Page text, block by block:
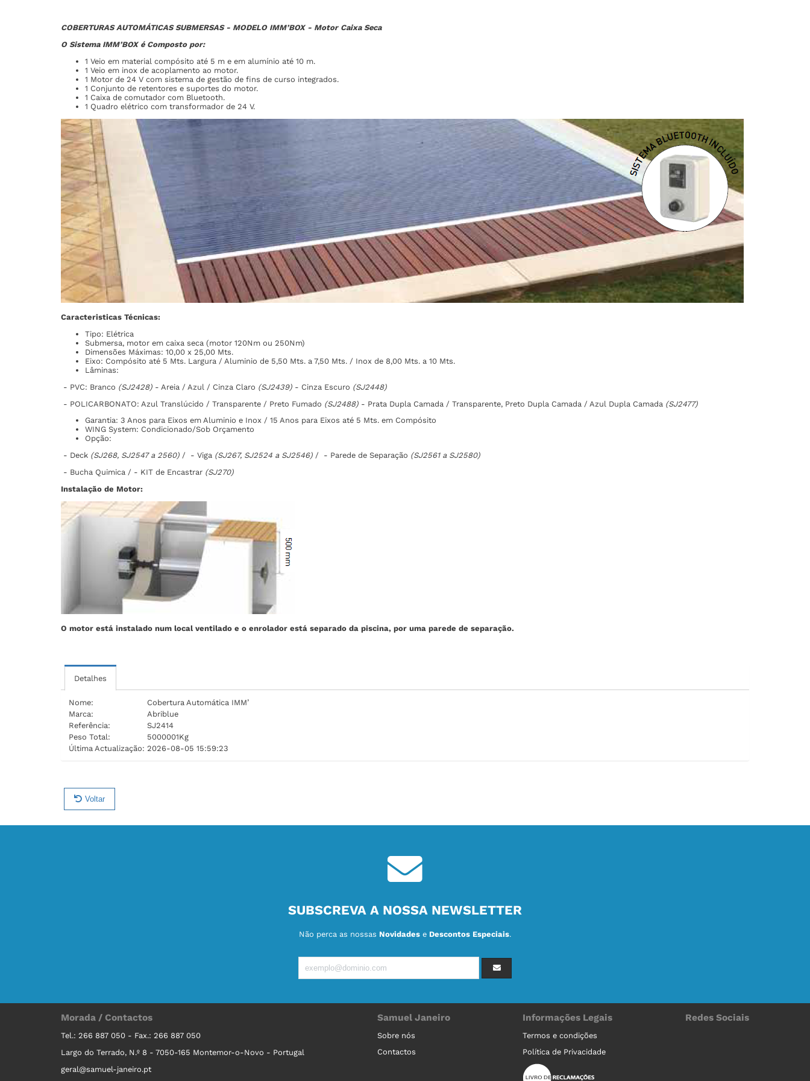
COBERTURAS AUTOMÁTICAS SUBMERSAS - MODELO IMM’BOX - Motor Caixa Seca
O Sistema IMM’BOX é Composto por:
1 Veio em material compósito até 5 m e em alumínio até 10 m.
1 Veio em inox de acoplamento ao motor.
1 Motor de 24 V com sistema de gestão de fins de curso integrados.
1 Conjunto de retentores e suportes do motor.
1 Caixa de comutador com Bluetooth.
1 Quadro elétrico com transformador de 24 V.
Caracteristicas Técnicas:
Tipo: Elétrica
Submersa, motor em caixa seca (motor 120Nm ou 250Nm)
Dimensões Máximas: 10,00 x 25,00 Mts.
Eixo: Compósito até 5 Mts. Largura / Aluminio de 5,50 Mts. a 7,50 Mts. / Inox de 8,00 Mts. a 10 Mts.
Lâminas:
- PVC: Branco (SJ2428)- Areia / Azul / Cinza Claro (SJ2439)- Cinza Escuro (SJ2448)
- POLICARBONATO: Azul Translúcido / Transparente / Preto Fumado (SJ2488)- Prata Dupla Camada / Transparente, Preto Dupla Camada / Azul Dupla Camada (SJ2477)
Garantia: 3 Anos para Eixos em Aluminio e Inox / 15 Anos para Eixos até 5 Mts. em Compósito
WING System: Condicionado/Sob Orçamento
Opção:
- Deck (SJ268, SJ2547 a 2560)/ - Viga (SJ267, SJ2524 a SJ2546)/ - Parede de Separação (SJ2561 a SJ2580)
- Bucha Quimica / - KIT de Encastrar (SJ270)
Instalação de Motor:
O motor está instalado num local ventilado e o enrolador está separado da piscina, por uma parede de separação.
Detalhes
Nome:
Cobertura Automática IMM’
Marca:
Abriblue
Referência:
SJ2414
Peso Total:
5000001Kg
Última Actualização: 2026-08-05 15:59:23
Voltar
SUBSCREVA A NOSSA NEWSLETTER
Não perca as nossas Novidades e Descontos Especiais.
Morada / Contactos
Tel.: 266 887 050 - Fax.: 266 887 050
Largo do Terrado, N.º 8 - 7050-165 Montemor-o-Novo - Portugal
geral@samuel-janeiro.pt
Samuel Janeiro
Sobre nós
Contactos
Informações Legais
Termos e condições
Política de Privacidade
Redes Sociais